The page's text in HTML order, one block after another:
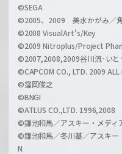
©SEGA
©2005、2009 美水かがみ／
©2008 VisualArt's/Key
©2009 Nitroplus/Project
©2007,2008,2009谷川流･いと
©CAPCOM CO., LTD. 2009 ALL
©窪岡俊之
©BNGI
©ATLUS CO.,LTD. 1996,2008
©鎌池和馬／アスキー・メディ
©鎌池和馬／冬川基／アスキー
N